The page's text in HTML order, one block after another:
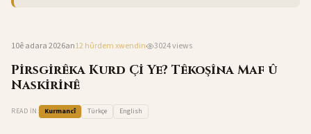
Kurdistan
10ê adara 2026an12 hûrdemxwendin 3024views
Pirsgirêka Kurd Çi Ye? Têkoşîna Maf û
Naskirinê
READ IN: Kurmancî Türkçe English